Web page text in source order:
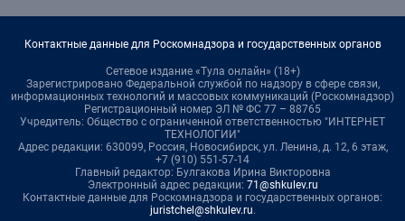
Контактные данные для Роскомнадзора и государственных органов
Сетевое издание «Тула онлайн» (18+)
Зарегистрировано Федеральной службой по надзору в сфере связи,
информационных технологий и массовых коммуникаций (Роскомнадзор)
Регистрационный номер ЭЛ № ФС 77 – 88765
Учредитель: Общество с ограниченной ответственностью "ИНТЕРНЕТ
ТЕХНОЛОГИИ"
Адрес редакции: 630099, Россия, Новосибирск, ул. Ленина, д. 12, 6 этаж,
+7 (910) 551-57-14
Главный редактор: Булгакова Ирина Викторовна
Электронный адрес редакции: 71@shkulev.ru
Контактные данные для Роскомнадзора и государственных органов:
juristchel@shkulev.ru.